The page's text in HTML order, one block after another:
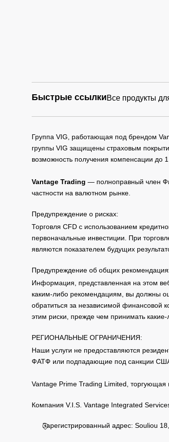
Быстрые ссылкиВсе продукты
Группа VIG, работающая под брендом
группы VIG защищены страховым
возможность получения компенсации до
Vantage Trading — полноправный член
частности на валютном рынке.
Предупреждение о рисках:
Торговля CFD с использованием
первоначальные инвестиции. При
являются показателем будущих
Предупреждение об общих
Информация, представленная на этом
каким-либо рекомендациям, вы должны
обратиться за независимой финансовой
этим риски, прежде чем принимать
РЕГИОНАЛЬНЫЕ ОГРАНИЧЕНИЯ:
Наши услуги не предоставляются
ФАТФ или подпадающие под санкции
Vantage Prime Trading Limited,
Компания V.I.S. Vantage Integrated
Зарегистрированный адрес: Souliou